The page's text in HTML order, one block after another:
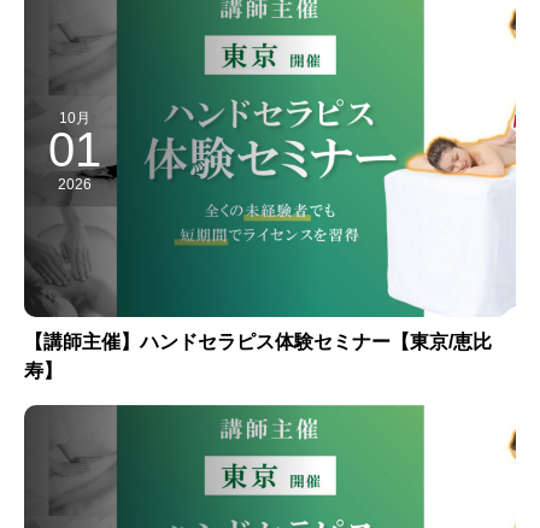
10月
01
2026
【講師主催】ハンドセラピス体験セミナー【東京/恵比
寿】